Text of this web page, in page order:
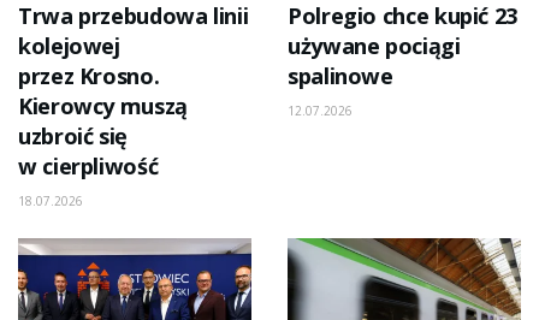
Trwa przebudowa linii
kolejowej
przez Krosno.
Kierowcy muszą
uzbroić się
w cierpliwość
18.07.2026
Polregio chce kupić 23
używane pociągi
spalinowe
12.07.2026